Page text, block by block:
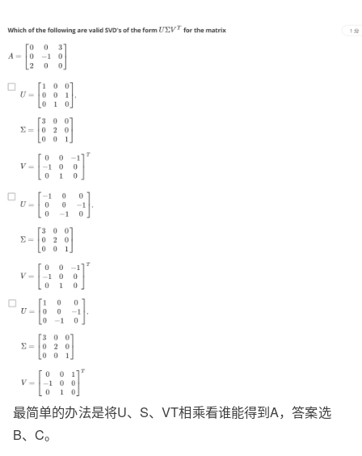
最简单的办法是将U、S、VT相乘看谁能得到A，答案选
B、C。